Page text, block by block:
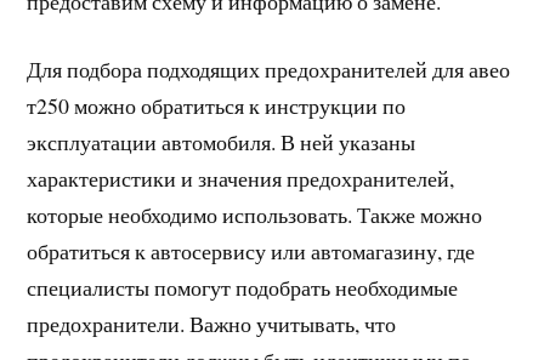
Для подбора подходящих предохранителей для авео
т250 можно обратиться к инструкции по
эксплуатации автомобиля. В ней указаны
характеристики и значения предохранителей,
которые необходимо использовать. Также можно
обратиться к автосервису или автомагазину, где
специалисты помогут подобрать необходимые
предохранители. Важно учитывать, что